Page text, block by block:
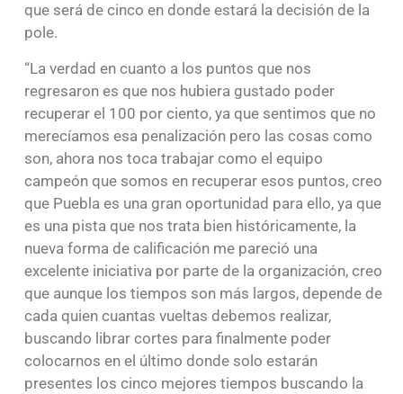
que será de cinco en donde estará la decisión de la
pole.
“La verdad en cuanto a los puntos que nos
regresaron es que nos hubiera gustado poder
recuperar el 100 por ciento, ya que sentimos que no
merecíamos esa penalización pero las cosas como
son, ahora nos toca trabajar como el equipo
campeón que somos en recuperar esos puntos, creo
que Puebla es una gran oportunidad para ello, ya que
es una pista que nos trata bien históricamente, la
nueva forma de calificación me pareció una
excelente iniciativa por parte de la organización, creo
que aunque los tiempos son más largos, depende de
cada quien cuantas vueltas debemos realizar,
buscando librar cortes para finalmente poder
colocarnos en el último donde solo estarán
presentes los cinco mejores tiempos buscando la